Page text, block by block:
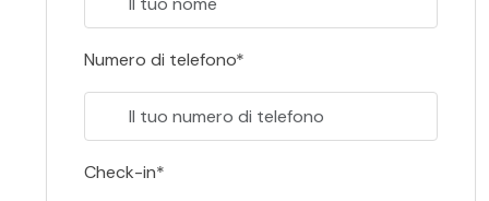
Numero di telefono*
Check-in*